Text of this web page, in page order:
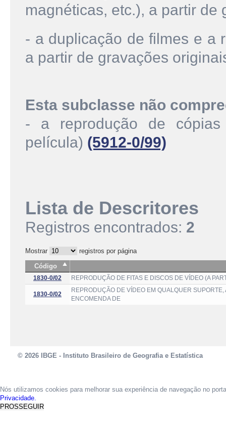
magnéticas, etc.), a partir
- a duplicação de filmes e a
a partir de gravações
Esta subclasse não
- a reprodução de cópias
película) (5912-0/99)
Lista de Descritores
Registros encontrados: 2
Mostrar
registros por página
Código
1830-0/02 REPRODUÇÃO DE FITAS E DISCOS DE VÍDEO (A
1830-0/02
REPRODUÇÃO DE VÍDEO EM QUALQUER
ENCOMENDA DE
© 2026 IBGE - Instituto Brasileiro de Geografia e Estatística
Nós utilizamos cookies para melhorar sua experiência de navegação no
Privacidade.
PROSSEGUIR